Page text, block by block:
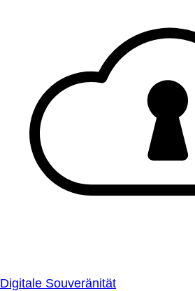
Digitale Souveränität